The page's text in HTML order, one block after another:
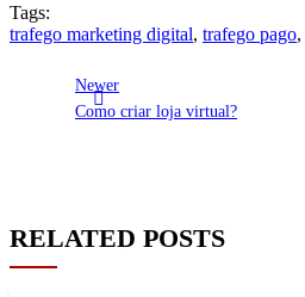
Tags:
trafego marketing digital, trafego pago,
Newer
Como criar loja virtual?
RELATED POSTS